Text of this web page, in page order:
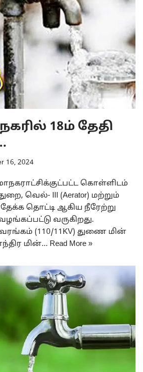
18ம் தேதி
16, 2024
கொள்ளிடம்
வெல்- III (Aerator) மற்றும்
தொட்டி ஆகிய நீரேற்று
வருகிறது.
(110/11KV) துணை மின்
மின்… Read More »